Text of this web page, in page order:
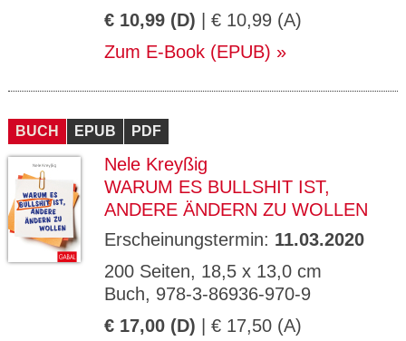
€ 10,99 (D) | € 10,99 (A)
Zum E-Book (EPUB)
BUCH EPUB PDF
Nele Kreyßig
WARUM ES BULLSHIT IST,
ANDERE ÄNDERN ZU WOLLEN
Erscheinungstermin: 11.03.2020
200 Seiten, 18,5 x 13,0 cm
Buch, 978-3-86936-970-9
€ 17,00 (D) | € 17,50 (A)